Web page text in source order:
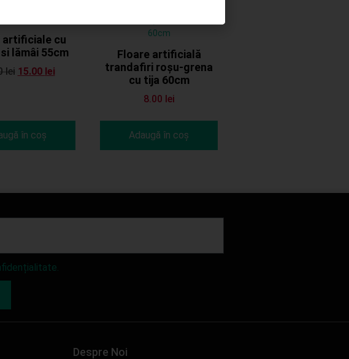
artificiale cu
lămâi 55cm
lei 15.00 lei
în coș
Floare artificială
trandafiri roșu-grena
cu tija 60cm
8.00 lei
Adaugă în coș
Despre Noi